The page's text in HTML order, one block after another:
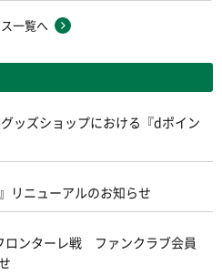
一覧へ
ッズショップにおける『dポイン
リニューアルのお知らせ
ロンターレ戦 ファンクラブ会員